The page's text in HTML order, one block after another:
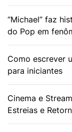
“Michael” faz
do Pop em
Como escrever
para iniciantes
Cinema e
Estreias e